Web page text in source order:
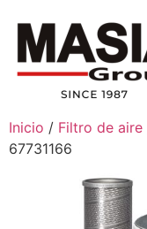
Inicio / Filtro de aire
67731166